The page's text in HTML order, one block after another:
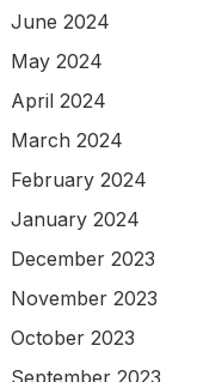
June 2024
May 2024
April 2024
March 2024
February 2024
January 2024
December 2023
November 2023
October 2023
September 2023